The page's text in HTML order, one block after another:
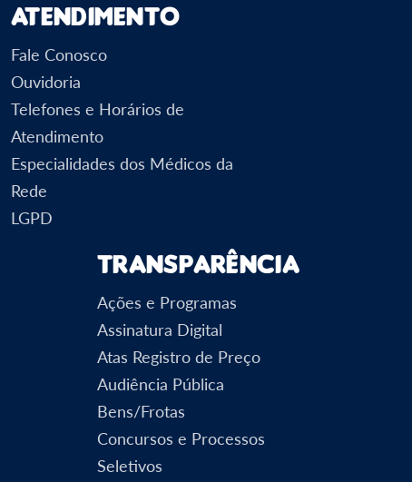
Atendimento
Fale Conosco
Ouvidoria
Telefones e Horários de
Atendimento
Especialidades dos Médicos da
Rede
LGPD
Transparência
Ações e Programas
Assinatura Digital
Atas Registro de Preço
Audiência Pública
Bens/Frotas
Concursos e Processos
Seletivos